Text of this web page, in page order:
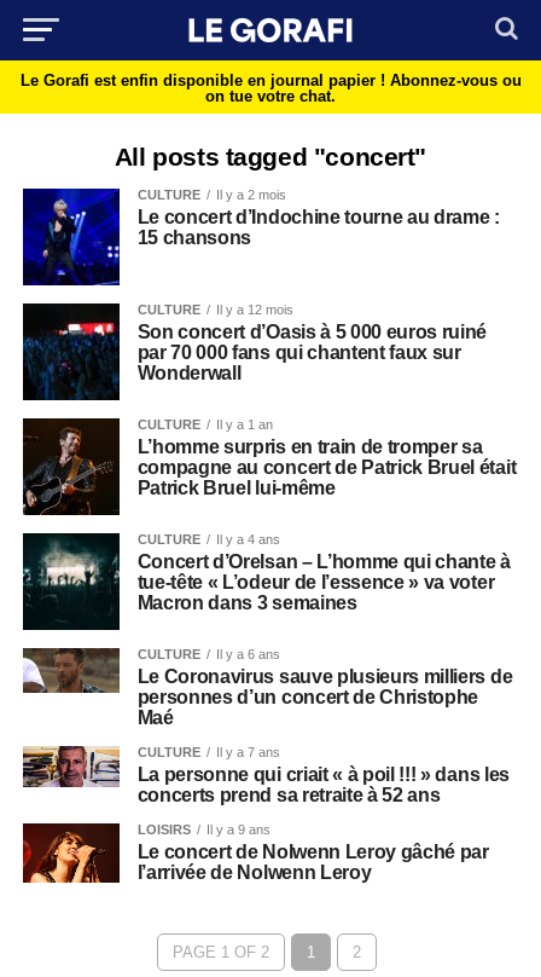
Le Gorafi est enfin disponible en journal papier ! Abonnez-vous ou
on tue votre chat.
All posts tagged "concert"
CULTURE Il y a 2 mois
Le concert d’Indochine tourne au drame :
15 chansons
CULTURE Il y a 12 mois
Son concert d’Oasis à 5 000 euros ruiné
par 70 000 fans qui chantent faux sur
Wonderwall
CULTURE Il y a 1 an
L’homme surpris en train de tromper sa
compagne au concert de Patrick Bruel était
Patrick Bruel lui-même
CULTURE Il y a 4 ans
Concert d’Orelsan – L’homme qui chante à
tue-tête « L’odeur de l’essence » va voter
Macron dans 3 semaines
CULTURE Il y a 6 ans
Le Coronavirus sauve plusieurs milliers de
personnes d’un concert de Christophe
Maé
CULTURE Il y a 7 ans
La personne qui criait « à poil !!! » dans les
concerts prend sa retraite à 52 ans
LOISIRS Il y a 9 ans
Le concert de Nolwenn Leroy gâché par
l’arrivée de Nolwenn Leroy
PAGE 1 OF 2 1 2